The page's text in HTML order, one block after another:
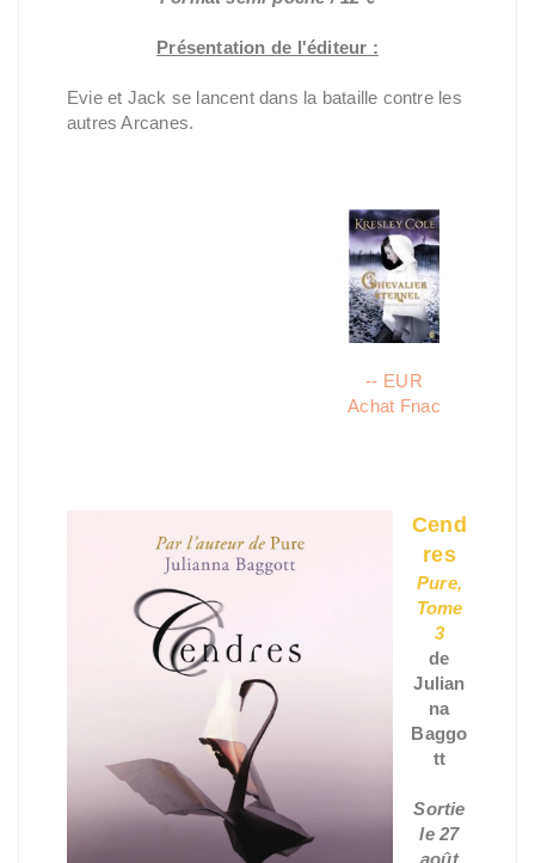
Présentation de l'éditeur :
Evie et Jack se lancent dans la bataille contre les
autres Arcanes.
-- EUR
Achat Fnac
Cend
res
Pure,
Tome
3
de
Julian
na
Baggo
tt
Sortie
le 27
août